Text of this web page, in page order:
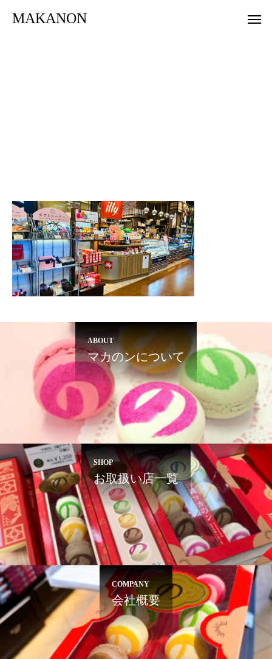
MAKANON
ABOUT
マカのンについて
SHOP
お取扱い店一覧
COMPANY
会社概要